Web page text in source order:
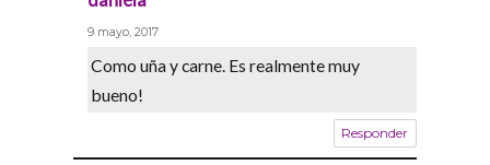
9 mayo, 2017
Como uña y carne. Es realmente muy
bueno!
Responder